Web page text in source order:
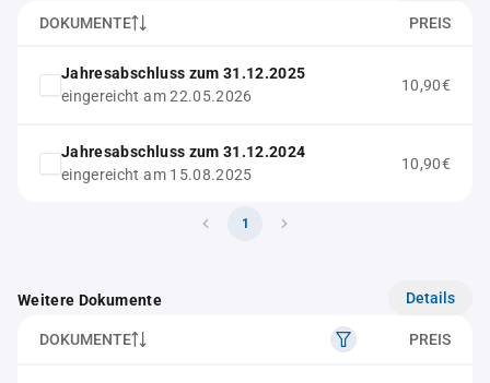
DOKUMENTE PREIS
Jahresabschluss zum 31.12.2025
eingereicht am 22.05.2026
10,90€
Jahresabschluss zum 31.12.2024
eingereicht am 15.08.2025
10,90€
1
Weitere Dokumente Details
DOKUMENTE PREIS